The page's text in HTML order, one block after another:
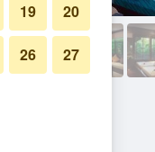
19 20
26 27